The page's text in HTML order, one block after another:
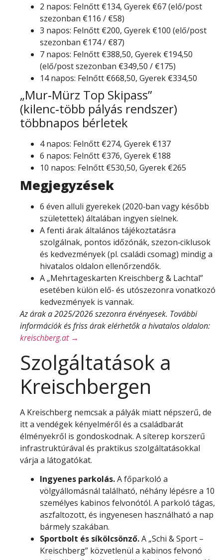
2 napos: Felnőtt €134, Gyerek €67 (elő/post
szezonban €116 / €58)
3 napos: Felnőtt €200, Gyerek €100 (elő/post
szezonban €174 / €87)
7 napos: Felnőtt €388,50, Gyerek €194,50
(elő/post szezonban €349,50 / €175)
14 napos: Felnőtt €668,50, Gyerek €334,50
„Mur‑Mürz Top Skipass”
(kilenc‑több pályás rendszer)
többnapos bérletek
4 napos: Felnőtt €274, Gyerek €137
6 napos: Felnőtt €376, Gyerek €188
10 napos: Felnőtt €530,50, Gyerek €265
Megjegyzések
6 éven alluli gyerekek (2020‑ban vagy később
születettek) általában ingyen síelnek.
A fenti árak általános tájékoztatásra
szolgálnak, pontos időzónák, szezon‑ciklusok
és kedvezmények (pl. családi csomag) mindig a
hivatalos oldalon ellenőrzendők.
A „Mehrtageskarten Kreischberg & Lachtal”
esetében külön elő‑ és utószezonra vonatkozó
kedvezmények is vannak.
Az árak a 2025/2026 szezonra érvényesek. További
információk és friss árak elérhetők a hivatalos oldalon:
kreischberg.at →
Szolgáltatások a
Kreischbergen
A Kreischberg nemcsak a pályák miatt népszerű, de
itt a vendégek kényelméről és a családbarát
élményekről is gondoskodnak. A síterep korszerű
infrastruktúrával és praktikus szolgáltatásokkal
várja a látogatókat.
Ingyenes parkolás.A főparkoló a
völgyállomásnál található, néhány lépésre a 10
személyes kabinos felvonótól. A parkoló tágas,
aszfaltozott, és ingyenesen használható a nap
bármely szakában.
Sportbolt és síkölcsönző.A „Schi & Sport –
Kreischberg” közvetlenül a kabinos felvonó